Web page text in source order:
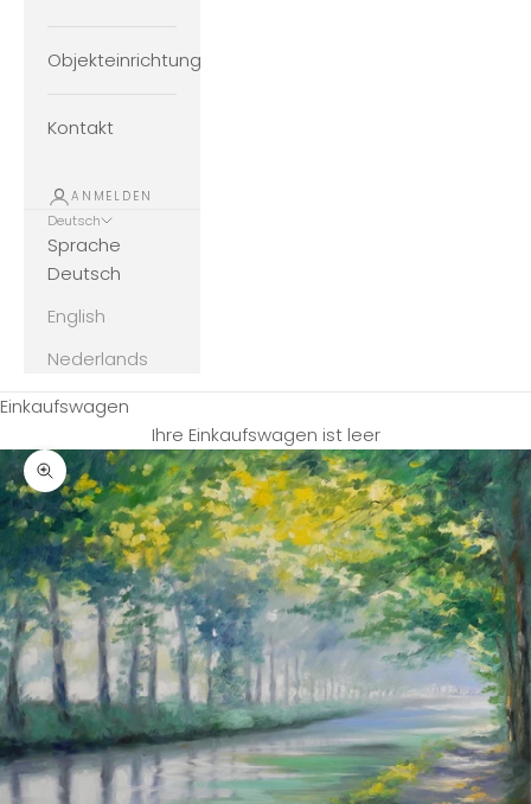
Objekteinrichtung
Kontakt
ANMELDEN
Deutsch
Sprache
Deutsch
English
Nederlands
Einkaufswagen
Ihre Einkaufswagen ist leer
Bild vergrößern